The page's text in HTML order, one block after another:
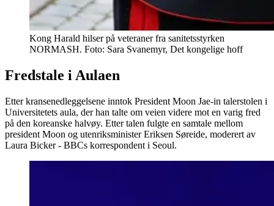
Kong Harald hilser på veteraner fra sanitetsstyrken
NORMASH. Foto: Sara Svanemyr, Det kongelige hoff
Fredstale i Aulaen
Etter kransenedleggelsene inntok President Moon Jae-in talerstolen i
Universitetets aula, der han talte om veien videre mot en varig fred
på den koreanske halvøy. Etter talen fulgte en samtale mellom
president Moon og utenriksminister Eriksen Søreide, moderert av
Laura Bicker - BBCs korrespondent i Seoul.